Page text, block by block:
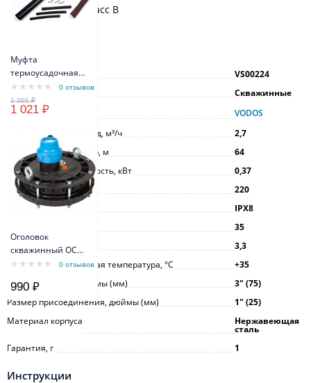
Муфта
термоусадочная
МТК 3x1,5 мм -
3x2,5мм
0 отзывов
1 021 ₽
Оголовок
скважинный ОСП
130-140/40
0 отзывов
990 ₽
Изоляция: класс B
Артикул
VS00224
Тип насоса
Скважинные
Производитель
VODOS
Максимальный расход, м³/ч
2,7
Максимальный напор, м
64
Максимальная мощность, кВт
0,37
Напряжение, В
220
Класс защиты
IPX8
35
Номинальный ток, А
3,3
Максимальная рабочая температура, °С
+35
Диаметр насоса, дюймы (мм)
3ʺ (75)
Размер присоединения, дюймы (мм)
1ʺ (25)
Материал корпуса
Нержавеющая
сталь
Гарантия, г
1
Инструкции